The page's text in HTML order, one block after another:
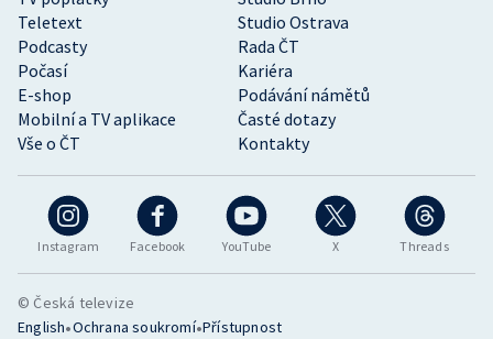
Instagram Facebook YouTube X Threads
Teletext
Studio Ostrava
Podcasty
Rada ČT
Počasí
Kariéra
E-shop
Podávání námětů
Mobilní a TV aplikace
Časté dotazy
Vše o ČT
Kontakty
© Česká televize
English•Ochrana soukromí•Přístupnost